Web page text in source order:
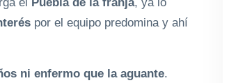
el Puebla de la franja, ya lo
por el equipo predomina y ahí
ni enfermo que la aguante.